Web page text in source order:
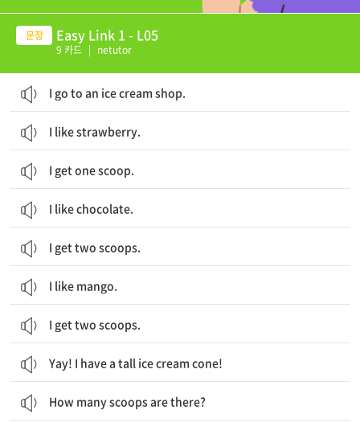
Easy Link 1 - L05
9 카드 | netutor
I go to an ice cream shop.
I like strawberry.
I get one scoop.
I like chocolate.
I get two scoops.
I like mango.
I get two scoops.
Yay! I have a tall ice cream cone!
How many scoops are there?